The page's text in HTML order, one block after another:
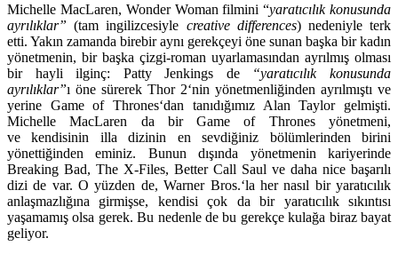
Michelle MacLaren, Wonder Woman filmini “yaratıcılık konusunda
ayrılıklar” (tam ingilizcesiyle creative differences) nedeniyle terk
etti. Yakın zamanda birebir aynı gerekçeyi öne sunan başka bir kadın
yönetmenin, bir başka çizgi-roman uyarlamasından ayrılmış olması
bir hayli ilginç: Patty Jenkings de “yaratıcılık konusunda
ayrılıklar”ı öne sürerek Thor 2‘nin yönetmenliğinden ayrılmıştı ve
yerine Game of Thrones‘dan tanıdığımız Alan Taylorgelmişti.
Michelle MacLaren da birGame of Thronesyönetmeni,
ve kendisinin illa dizinin en sevdiğiniz bölümlerinden birini
yönettiğinden eminiz. Bunun dışında yönetmenin kariyerinde
Breaking Bad, The X-Files, Better Call Saul ve daha nice başarılı
dizi de var. O yüzden de,Warner Bros.‘la her nasıl bir yaratıcılık
anlaşmazlığına girmişse, kendisi çok da bir yaratıcılık sıkıntısı
yaşamamış olsa gerek. Bu nedenle de bu gerekçe kulağa biraz bayat
geliyor.